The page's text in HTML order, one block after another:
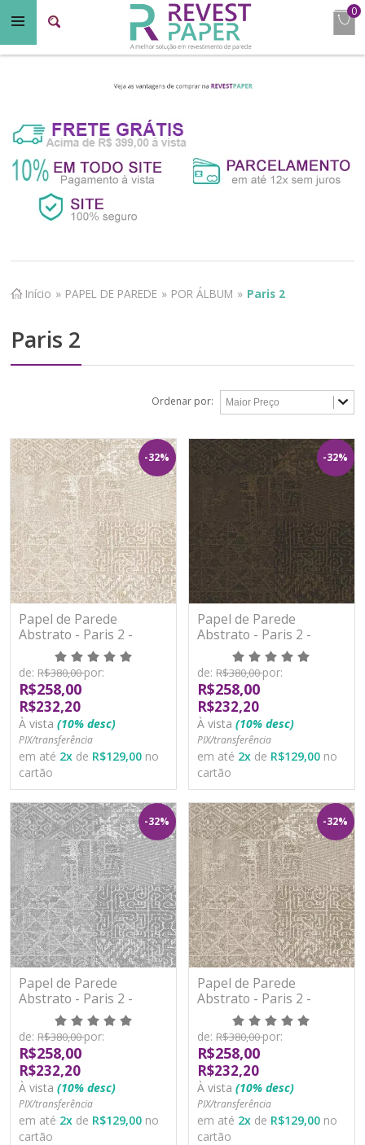
0
Início » PAPEL DE PAREDE » POR ÁLBUM » Paris 2
Paris 2
Ordenar por:
-32%
Papel de Parede
Abstrato - Paris 2 -
PA100801R - Vinílico -
TNT
de: R$380,00por:
R$258,00
R$232,20
À vista (10% desc)
PIX/transferência
em até 2x de R$129,00 no
cartão
-32%
Papel de Parede
Abstrato - Paris 2 -
PA100802R - Vinílico -
TNT
de: R$380,00por:
R$258,00
R$232,20
À vista (10% desc)
PIX/transferência
em até 2x de R$129,00 no
cartão
-32%
Papel de Parede
Abstrato - Paris 2 -
PA100803R - Vinílico -
TNT
de: R$380,00por:
R$258,00
R$232,20
À vista (10% desc)
PIX/transferência
em até 2x de R$129,00 no
cartão
-32%
Papel de Parede
Abstrato - Paris 2 -
PA100804R - Vinílico -
TNT
de: R$380,00por:
R$258,00
R$232,20
À vista (10% desc)
PIX/transferência
em até 2x de R$129,00 no
cartão